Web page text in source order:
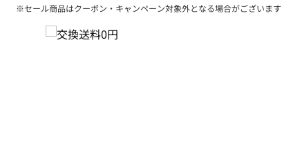
※セール商品はクーポン・キャンペーン対象外となる場合がございます